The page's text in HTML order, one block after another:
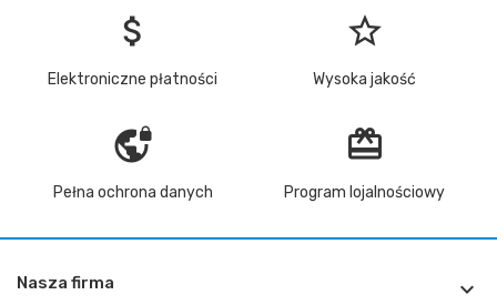
attach_money
Elektroniczne płatności
star_border
Wysoka jakość
vpn_lock
Pełna ochrona danych
redeem
Program lojalnościowy
Nasza firma 